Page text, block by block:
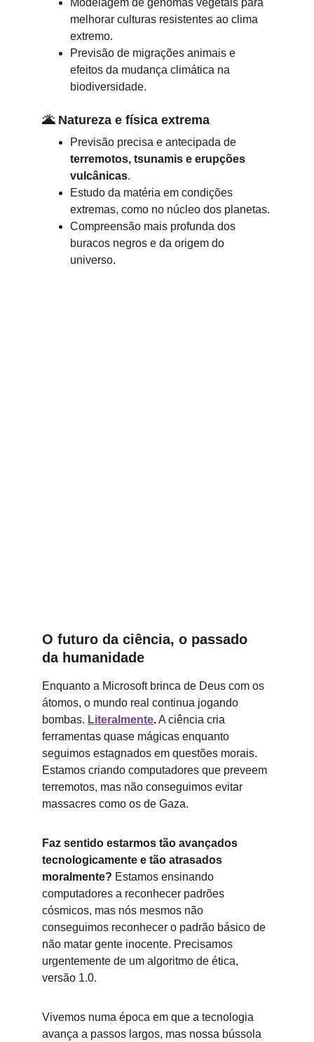
Modelagem de genomas vegetais para
melhorar culturas resistentes ao clima
extremo.
Previsão de migrações animais e
efeitos da mudança climática na
biodiversidade.
🌋 Natureza e física extrema
Previsão precisa e antecipada de
terremotos, tsunamis e erupções
vulcânicas.
Estudo da matéria em condições
extremas, como no núcleo dos planetas.
Compreensão mais profunda dos
buracos negros e da origem do
universo.
O futuro da ciência, o passado
da humanidade
Enquanto a Microsoft brinca de Deus com os
átomos, o mundo real continua jogando
bombas. Literalmente. A ciência cria
ferramentas quase mágicas enquanto
seguimos estagnados em questões morais.
Estamos criando computadores que preveem
terremotos, mas não conseguimos evitar
massacres como os de Gaza.
Faz sentido estarmos tão avançados
tecnologicamente e tão atrasados
moralmente? Estamos ensinando
computadores a reconhecer padrões
cósmicos, mas nós mesmos não
conseguimos reconhecer o padrão básico de
não matar gente inocente. Precisamos
urgentemente de um algoritmo de ética,
versão 1.0.
Vivemos numa época em que a tecnologia
avança a passos largos, mas nossa bússola